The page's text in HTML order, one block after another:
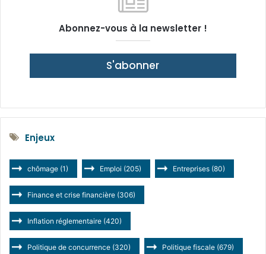
Abonnez-vous à la newsletter !
S'abonner
Enjeux
chômage (1) Emploi (205) Entreprises (80)
Finance et crise financière (306)
Inflation réglementaire (420)
Politique de concurrence (320) Politique fiscale (679)